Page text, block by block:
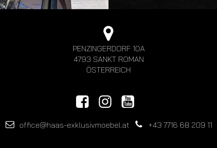
PENZINGERDORF 10A
4793 SANKT ROMAN
ÖSTERREICH
office@haas-exklusivmoebel.at +43 7716 68 209 11